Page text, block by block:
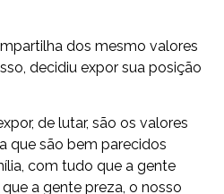
dos mesmo valores
decidiu expor sua posição
de lutar, são os valores
que são bem parecidos
com tudo que a gente
a gente preza, o nosso